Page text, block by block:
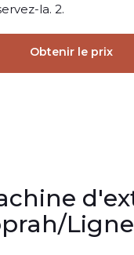
la. 2.
Obtenir le prix